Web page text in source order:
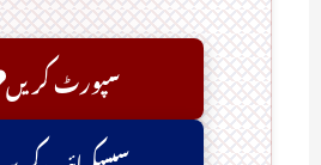
سپورٹ کریں